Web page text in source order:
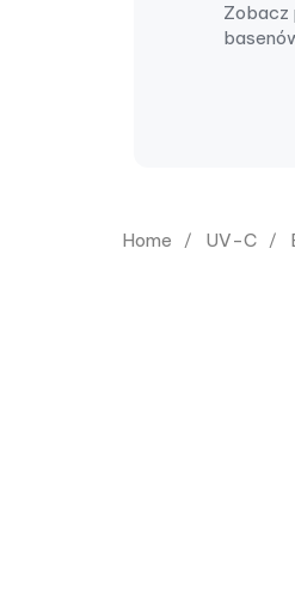
Zobacz
Home UV-C